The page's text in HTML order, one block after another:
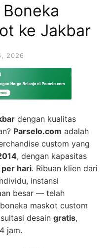
ke Jakbar
2026
dengan kualitas
Parselo.com adalah
custom yang
, dengan kapasitas
hari. Ribuan klien dari
instansi
besar — telah
maskot custom
desain gratis,
jam.